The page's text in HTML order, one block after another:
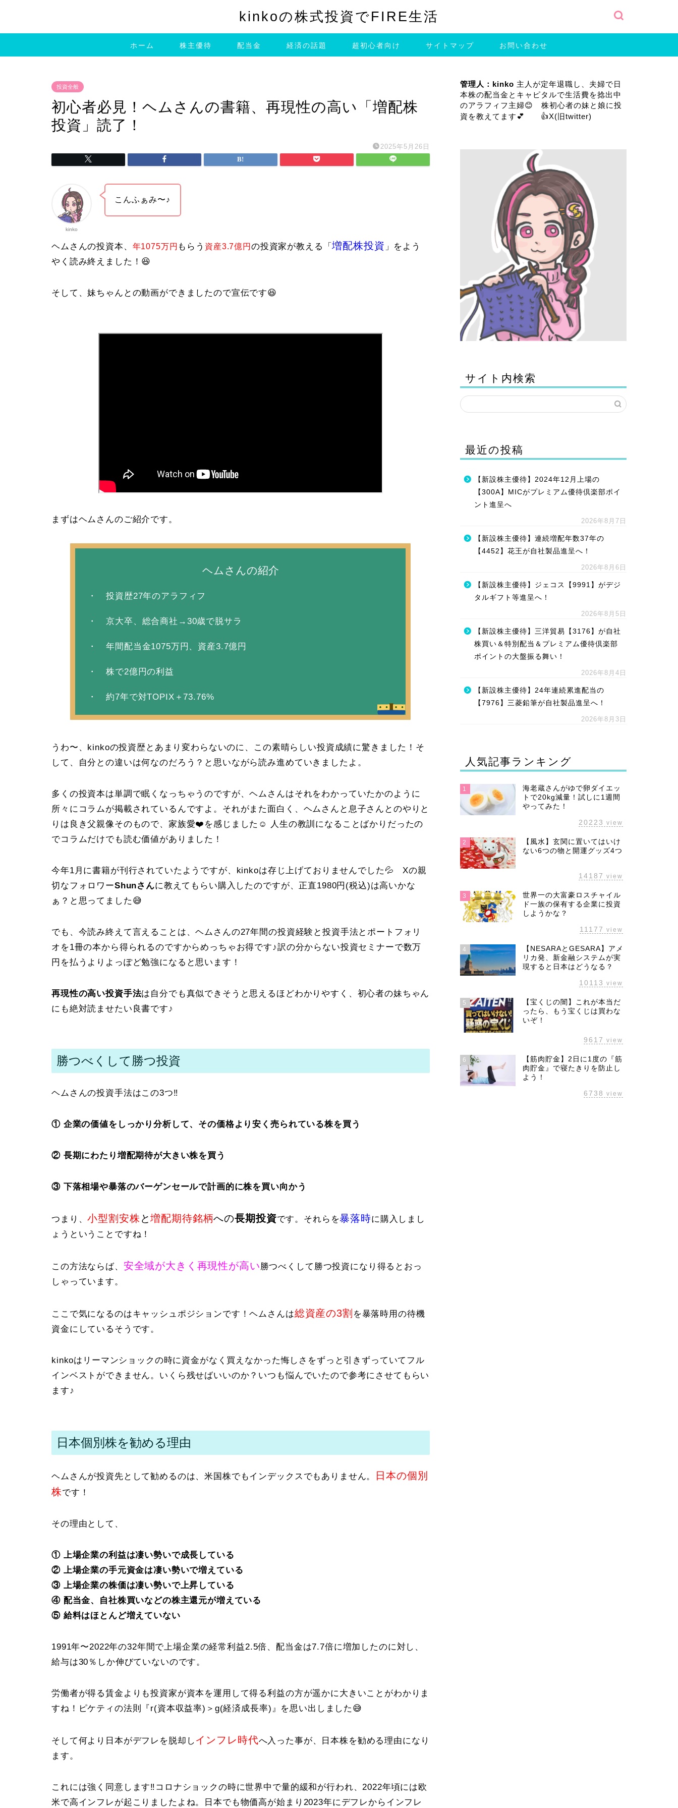
kinkoの株式投資でFIRE生活
ホーム 株主優待 配当金 経済の話題 超初心者向け サイトマップ お問い合わせ
投資全般
初心者必見！ヘムさんの書籍、再現性の高い「増配株
投資」読了！
2025年5月26日
kinko
こんふぁみ〜♪
ヘムさんの投資本、 年1075万円 もらう 資産3.7億円 の投資家が教える「増配株投資 」をよう
やく読み終えました！😆
そして、妹ちゃんとの動画ができましたので宣伝です😆
まずはヘムさんのご紹介です。
ヘムさんの紹介
・ 投資歴27年のアラフィフ
・ 京大卒、総合商社→30歳で脱サラ
・ 年間配当金1075万円、資産3.7億円
・ 株で2億円の利益
・ 約7年で対TOPIX＋73.76%
うわ〜、kinkoの投資歴とあまり変わらないのに、この素晴らしい投資成績に驚きました！そ
して、自分との違いは何なのだろう？と思いながら読み進めていきましたよ。
多くの投資本は単調で眠くなっちゃうのですが、ヘムさんはそれをわかっていたかのように
所々にコラムが掲載されているんですよ。それがまた面白く、ヘムさんと息子さんとのやりと
りは良き父親像そのもので、家族愛❤️を感じました☺️ 人生の教訓になることばかりだったの
でコラムだけでも読む価値がありました！
今年1月に書籍が刊行されていたようですが、kinkoは存じ上げておりませんでした💦 Xの親
切なフォロワーShunさんに教えてもらい購入したのですが、正直1980円(税込)は高いかな
ぁ？と思ってました😅
でも、今読み終えて言えることは、ヘムさんの27年間の投資経験と投資手法とポートフォリ
オを1冊の本から得られるのですからめっちゃお得です♪訳の分からない投資セミナーで数万
円を払うよりよっぽど勉強になると思います！
再現性の高い投資手法は自分でも真似できそうと思えるほどわかりやすく、初心者の妹ちゃん
にも絶対読ませたい良書です♪
勝つべくして勝つ投資
ヘムさんの投資手法はこの3つ‼️
① 企業の価値をしっかり分析して、その価格より安く売られている株を買う
② 長期にわたり増配期待が大きい株を買う
③ 下落相場や暴落のバーゲンセールで計画的に株を買い向かう
つまり、小型割安株 と増配期待銘柄への長期投資です。それらを暴落時に購入しまし
ょうということですね！
この方法ならば、 安全域が大きく再現性が高い勝つべくして勝つ投資になり得るとおっ
しゃっています。
ここで気になるのはキャッシュポジションです！ヘムさんは総資産の3割 を暴落時用の待機
資金にしているそうです。
kinkoはリーマンショックの時に資金がなく買えなかった悔しさをずっと引きずっていてフル
インベストができません。いくら残せばいいのか？いつも悩んでいたので参考にさせてもらい
ます♪
日本個別株を勧める理由
ヘムさんが投資先として勧めるのは、米国株でもインデックスでもありません。
日本の個別
株です！
その理由として、
① 上場企業の利益は凄い勢いで成長している
② 上場企業の手元資金は凄い勢いで増えている
③ 上場企業の株価は凄い勢いで上昇している
④ 配当金、自社株買いなどの株主還元が増えている
⑤ 給料はほとんど増えていない
1991年〜2022年の32年間で上場企業の経常利益2.5倍、配当金は7.7倍に増加したのに対し、
給与は30％しか伸びていないのです。
労働者が得る賃金よりも投資家が資本を運用して得る利益の方が遥かに大きいことがわかりま
すね！ピケティの法則『r(資本収益率)＞g(経済成長率)』を思い出しました😅
そして何より日本がデフレを脱却し インフレ時代へ入った事が、日本株を勧める理由になり
ます。
これには強く同意します‼️コロナショックの時に世界中で量的緩和が行われ、2022年頃には欧
米で高インフレが起こりましたよね。日本でも物価高が始まり2023年にデフレからインフレ
管理人：kinko 主人が定年退職し、夫婦で日
本株の配当金とキャピタルで生活費を捻出中
のアラフィフ主婦😊 株初心者の妹と娘に投
資を教えてます💕 👍X(旧twitter)
サイト内検索
最近の投稿
【新設株主優待】2024年12月上場の
【300A】MICがプレミアム優待倶楽部ポイ
ント進呈へ
2026年8月7日
【新設株主優待】連続増配年数37年の
【4452】花王が自社製品進呈へ！
2026年8月6日
【新設株主優待】ジェコス【9991】がデジ
タルギフト等進呈へ！
2026年8月5日
【新設株主優待】三洋貿易【3176】が自社
株買い＆特別配当＆プレミアム優待倶楽部
ポイントの大盤振る舞い！
2026年8月4日
【新設株主優待】24年連続累進配当の
【7976】三菱鉛筆が自社製品進呈へ！
2026年8月3日
人気記事ランキング
1
海老蔵さんがゆで卵ダイエッ
トで20kg減量！試しに1週間
やってみた！
20223 view
2
【風水】玄関に置いてはいけ
ない6つの物と開運グッズ4つ
14187 view
3
世界一の大富豪ロスチャイル
ド一族の保有する企業に投資
しようかな？
11177 view
4
【NESARAとGESARA】アメ
リカ発、新金融システムが実
現すると日本はどうなる？
10113 view
5
【宝くじの闇】これが本当だ
ったら、もう宝くじは買わな
いぞ！
9617 view
6
【筋肉貯金】2日に1度の『筋
肉貯金』で寝たきりを防止し
よう！
6738 view